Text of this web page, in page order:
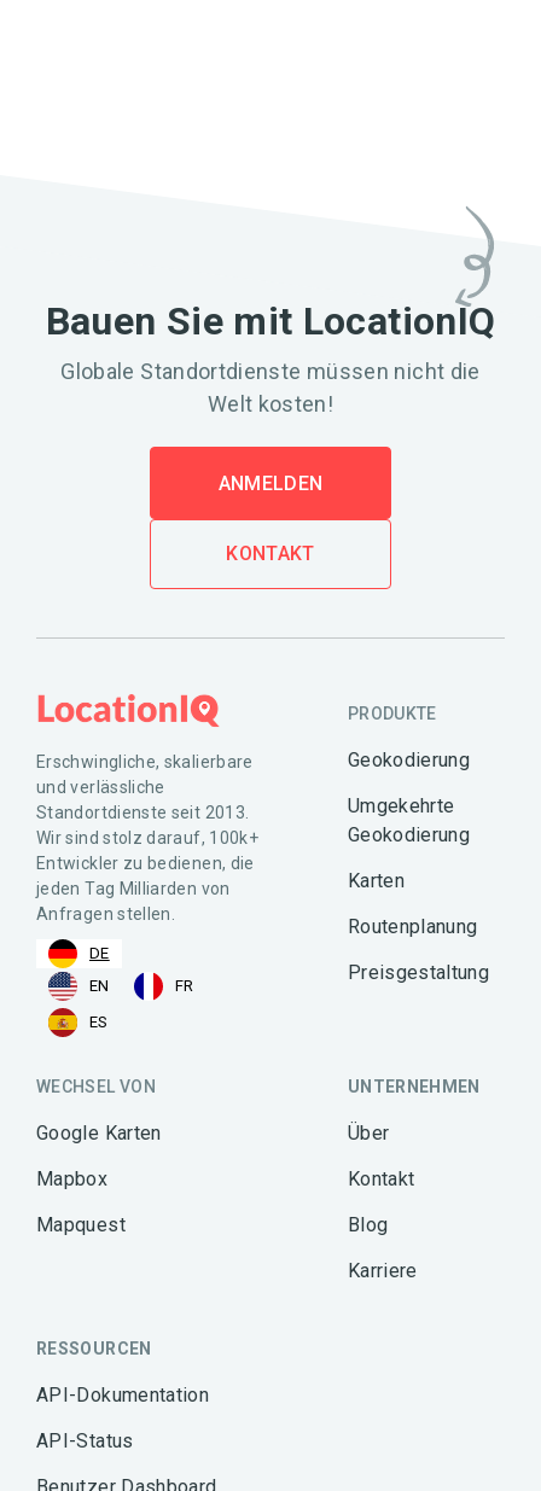
Bauen Sie mit LocationIQ
Globale Standortdienste müssen nicht die
Welt kosten!
ANMELDEN
KONTAKT
Erschwingliche, skalierbare
und verlässliche
Standortdienste seit 2013.
Wir sind stolz darauf, 100k+
Entwickler zu bedienen, die
jeden Tag Milliarden von
Anfragen stellen.
DE
EN
FR
ES
PRODUKTE
Geokodierung
Umgekehrte
Geokodierung
Karten
Routenplanung
Preisgestaltung
WECHSEL VON
Google Karten
Mapbox
Mapquest
UNTERNEHMEN
Über
Kontakt
Blog
Karriere
RESSOURCEN
API-Dokumentation
API-Status
Benutzer Dashboard